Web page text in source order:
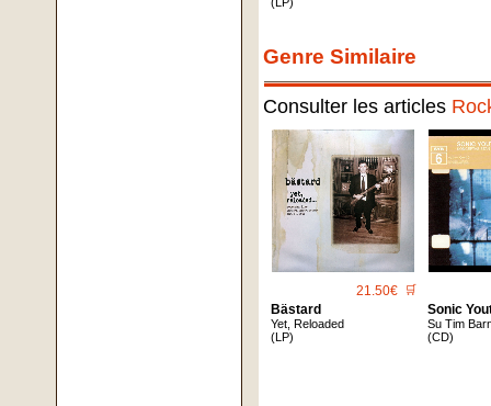
Genre Similaire
Consulter les articles
21.50€ 🛒
Bästard
Yet, Reloaded
(LP)
Sonic
Su Tim
(CD)